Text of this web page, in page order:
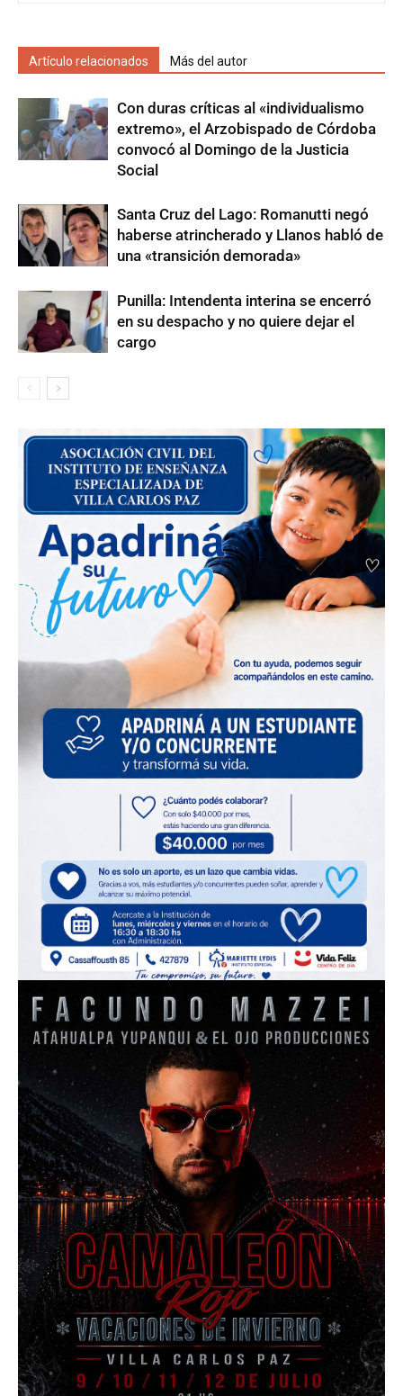
Artículo relacionados Más del autor
Con duras críticas al «individualismo
extremo», el Arzobispado de Córdoba
convocó al Domingo de la Justicia
Social
Santa Cruz del Lago: Romanutti negó
haberse atrincherado y Llanos habló de
una «transición demorada»
Punilla: Intendenta interina se encerró
en su despacho y no quiere dejar el
cargo